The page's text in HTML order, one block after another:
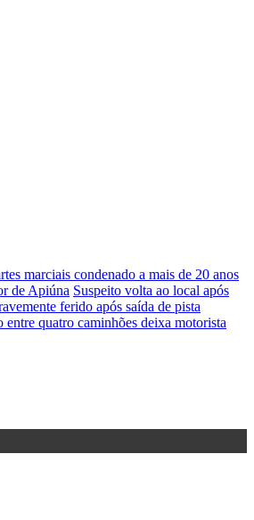
marciais condenado a mais de 20 anos
de Apiúna Suspeito volta ao local após
ferido após saída de pista
entre quatro caminhões deixa motorista